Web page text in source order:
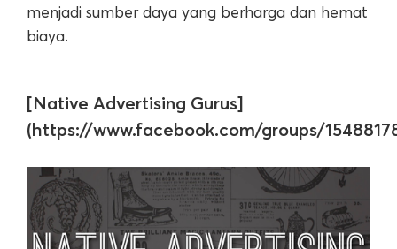
menjadi sumber daya yang berharga dan hemat
biaya.
[Native Advertising Gurus]
(https://www.facebook.com/groups/